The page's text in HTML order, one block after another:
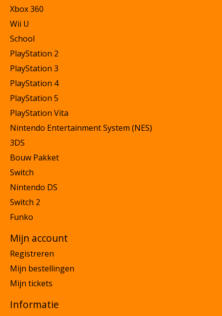
Xbox 360
Wii U
School
PlayStation 2
PlayStation 3
PlayStation 4
PlayStation 5
PlayStation Vita
Nintendo Entertainment System (NES)
3DS
Bouw Pakket
Switch
Nintendo DS
Switch 2
Funko
Mijn account
Registreren
Mijn bestellingen
Mijn tickets
Informatie